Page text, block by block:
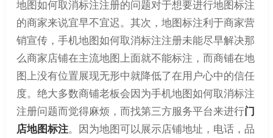
地图如何取消标注注册的问题对于想要进行地图标注
的商家来说宜早不宜迟。其次，地图标注利于商家营
销宣传，手机地图如何取消标注注册未能尽早解决那
么商家店铺在主流地图上面就不能标注，而商铺在地
图上没有位置展现无形中就降低了在用户心中的信任
度。绝大多数商铺老板会因为手机地图如何取消标注
注册问题而觉得麻烦，而找第三方服务平台来进行门
店地图标注。因为地图可以展示店铺地址，电话，品